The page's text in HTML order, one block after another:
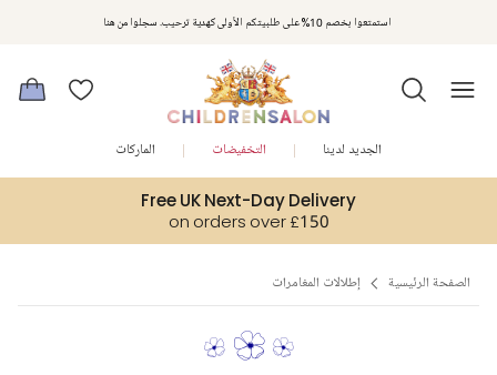
استمتعوا بخصم 10% على طلبيتكم الأولى كهدية ترحيب. سجلوا من هنا
مكافآت تشلدرن صالون | اجمعوا النقاط مع كل عملية شراء لتحصلوا على هدايا حصرية وعروض مصممة خصيصا لتلبي
متطلباتكم
Free UK Next-Day Delivery
on orders over £150
الجديد لدينا التخفيضات الماركات
الصفحة الرئيسية إطلالات المغامرات